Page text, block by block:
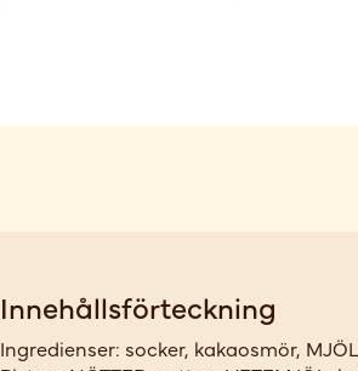
Innehållsförteckning
Ingredienser: socker, kakaosmör,